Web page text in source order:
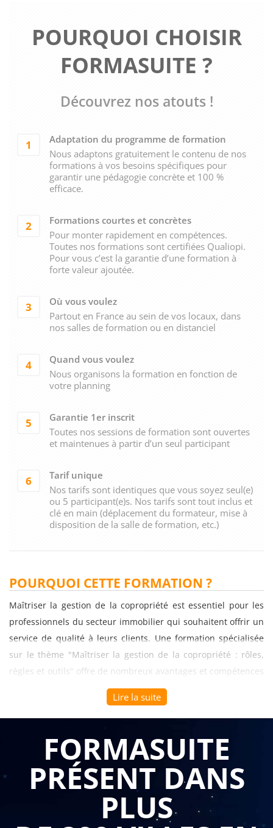
POURQUOI CHOISIR
FORMASUITE ?
Découvrez nos atouts !
1
Adaptation du programme de formation
Nous adaptons gratuitement le contenu de nos
formations à vos besoins spécifiques pour
garantir une pédagogie concrète et 100 %
efficace.
2
Formations courtes et concrètes
Pour monter rapidement en compétences.
Toutes nos formations sont certifiées Qualiopi.
Pour vous c’est la garantie d’une formation à
forte valeur ajoutée.
3
Où vous voulez
Partout en France au sein de vos locaux, dans
nos salles de formation ou en distanciel
4
Quand vous voulez
Nous organisons la formation en fonction de
votre planning
5
Garantie 1er inscrit
Toutes nos sessions de formation sont ouvertes
et maintenues à partir d’un seul participant
6
Tarif unique
Nos tarifs sont identiques que vous soyez seul(e)
ou 5 participant(e)s. Nos tarifs sont tout inclus et
clé en main (déplacement du formateur, mise à
disposition de la salle de formation, etc.)
POURQUOI CETTE FORMATION ?
Maîtriser la gestion de la copropriété est essentiel pour les
professionnels du secteur immobilier qui souhaitent offrir un
service de qualité à leurs clients. Une formation spécialisée
sur le thème "Maîtriser la gestion de la copropriété : rôles,
règles et outils" offre de nombreux avantages et compétences
pour les gestionnaires de copropriété et les syndics
Connaissance approfondie des rôles et des
responsabilités : Les formations vous permettent de
développer une compréhension approfondie des rôles
et des responsabilités des différents acteurs de la
copropriété. Vous apprendrez les attributions du
syndic, du conseil syndical, de l'assemblée générale et
des copropriétaires. Cette connaissance approfondie
Lire la suite
FORMASUITE
PRÉSENT DANS
PLUS